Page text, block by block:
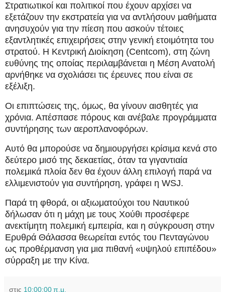
Στρατιωτικοί και πολιτικοί που έχουν αρχίσει να
εξετάζουν την εκστρατεία για να αντλήσουν μαθήματα
ανησυχούν για την πίεση που ασκούν τέτοιες
εξαντλητικές επιχειρήσεις στην γενική ετοιμότητα του
στρατού. Η Κεντρική Διοίκηση (Centcom), στη ζώνη
ευθύνης της οποίας περιλαμβάνεται η Μέση Ανατολή
αρνήθηκε να σχολιάσει τις έρευνες που είναι σε
εξέλιξη.
Οι επιπτώσεις της, όμως, θα γίνουν αισθητές για
χρόνια. Απέσπασε πόρους και ανέβαλε προγράμματα
συντήρησης των αεροπλανοφόρων.
Αυτό θα μπορούσε να δημιουργήσει κρίσιμα κενά στο
δεύτερο μισό της δεκαετίας, όταν τα γιγαντιαία
πολεμικά πλοία δεν θα έχουν άλλη επιλογή παρά να
ελλιμενιστούν για συντήρηση, γράφει η WSJ.
Παρά τη φθορά, οι αξιωματούχοι του Ναυτικού
δήλωσαν ότι η μάχη με τους Χούθι προσέφερε
ανεκτίμητη πολεμική εμπειρία, και η σύγκρουση στην
Ερυθρά Θάλασσα θεωρείται εντός του Πενταγώνου
ως προθέρμανση για μια πιθανή «υψηλού επιπέδου»
σύρραξη με την Κίνα.
στις 10:00:00 π.μ.